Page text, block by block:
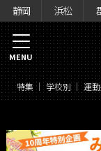
静岡 浜松
特集 学校別 運
MENU